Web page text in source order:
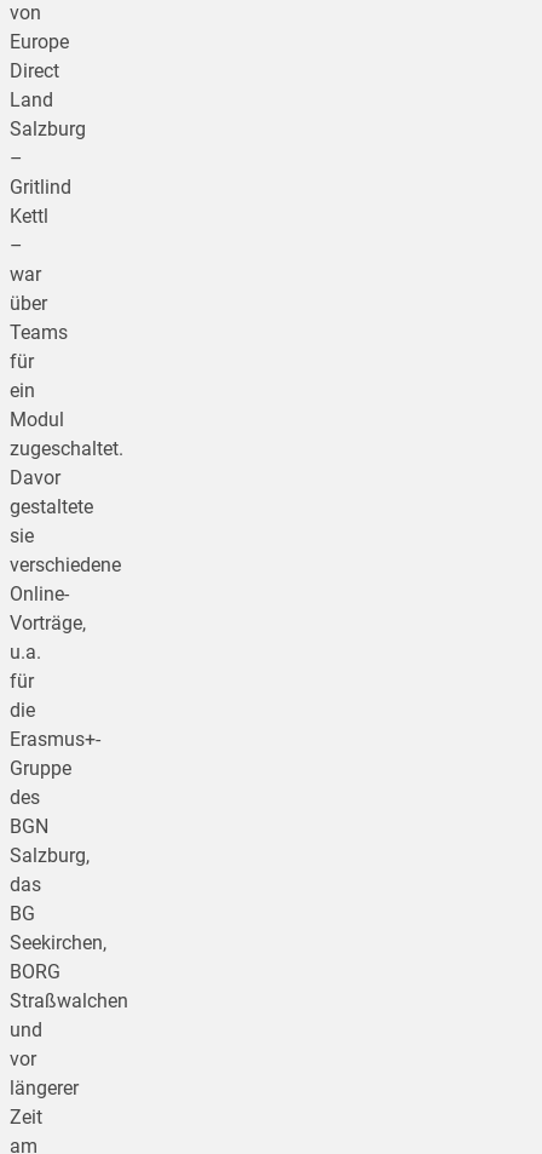
von
Europe
Direct
Land
Salzburg
–
Gritlind
Kettl
–
war
über
Teams
für
ein
Modul
zugeschaltet.
Davor
gestaltete
sie
verschiedene
Online-
Vorträge,
u.a.
für
die
Erasmus+-
Gruppe
des
BGN
Salzburg,
das
BG
Seekirchen,
BORG
Straßwalchen
und
vor
längerer
Zeit
am